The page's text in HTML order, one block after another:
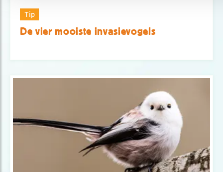
Tip
De vier mooiste invasievogels